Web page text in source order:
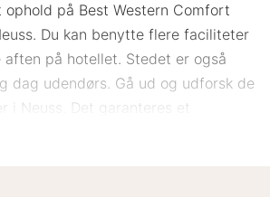
på Best Western Comfort
Du kan benytte flere faciliteter
på hotellet. Stedet er også
dag udendørs. Gå ud og udforsk de
i Neuss. Det garanteres et
Best Western Comfort Business